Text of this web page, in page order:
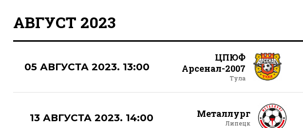
АВГУСТ 2023
05 АВГУСТА 2023. 13:00
ЦПЮФ
Арсенал-2007
Тула
13 АВГУСТА 2023. 14:00 Металлург
Липецк